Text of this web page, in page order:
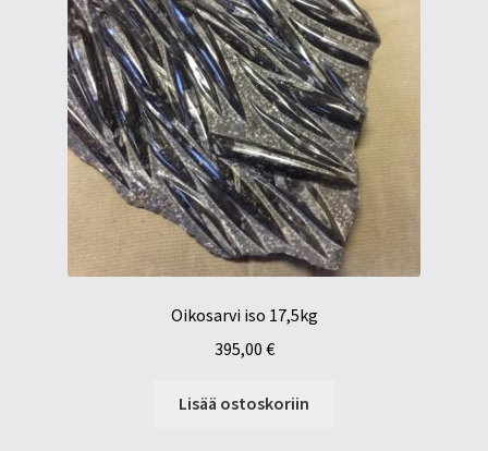
Oikosarvi iso 17,5kg
395,00 €
Lisää ostoskoriin